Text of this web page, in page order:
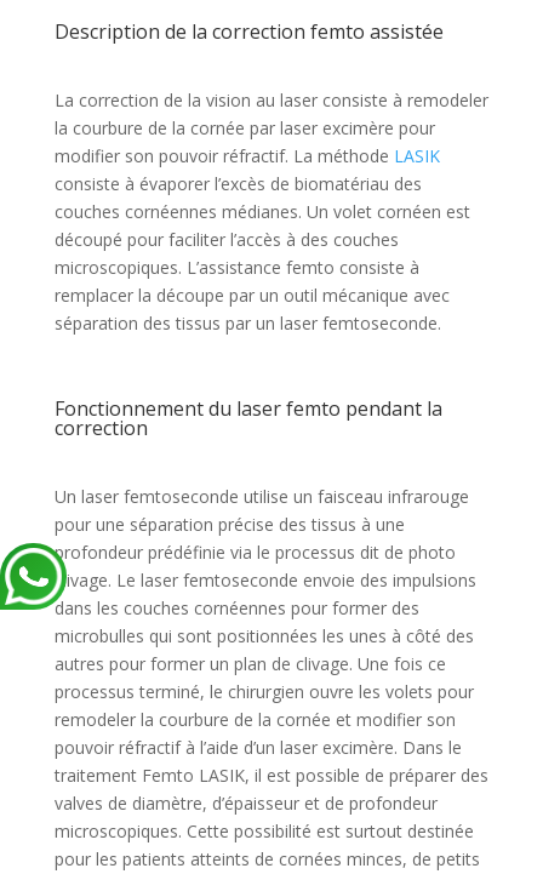
Description de la correction femto assistée
La correction de la vision au laser consiste à remodeler
la courbure de la cornée par laser excimère pour
modifier son pouvoir réfractif. La méthode LASIK
consiste à évaporer l’excès de biomatériau des
couches cornéennes médianes. Un volet cornéen est
découpé pour faciliter l’accès à des couches
microscopiques. L’assistance femto consiste à
remplacer la découpe par un outil mécanique avec
séparation des tissus par un laser femtoseconde.
Fonctionnement du laser femto pendant la
correction
Un laser femtoseconde utilise un faisceau infrarouge
pour une séparation précise des tissus à une
profondeur prédéfinie via le processus dit de photo
clivage. Le laser femtoseconde envoie des impulsions
dans les couches cornéennes pour former des
microbulles qui sont positionnées les unes à côté des
autres pour former un plan de clivage. Une fois ce
processus terminé, le chirurgien ouvre les volets pour
remodeler la courbure de la cornée et modifier son
pouvoir réfractif à l’aide d’un laser excimère. Dans le
traitement Femto LASIK, il est possible de préparer des
valves de diamètre, d’épaisseur et de profondeur
microscopiques. Cette possibilité est surtout destinée
pour les patients atteints de cornées minces, de petits